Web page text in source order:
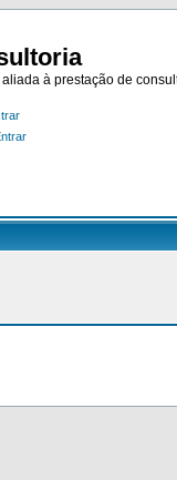
à prestação de